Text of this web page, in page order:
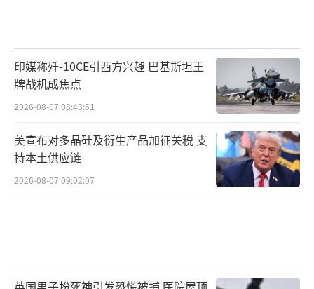
印媒称歼-10CE引西方兴趣 巴基斯坦王
牌战机成焦点
2026-08-07 08:43:51
美宣布对多晶硅及衍生产品加征关税 支
持本土供应链
2026-08-07 09:02:07